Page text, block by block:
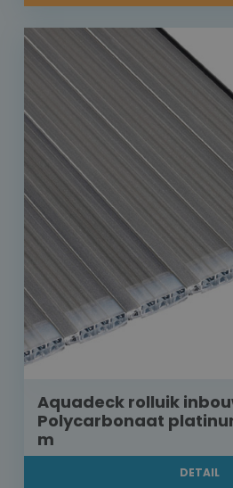
Aquadeck rolluik
Polycarbonaat
m
DETAIL